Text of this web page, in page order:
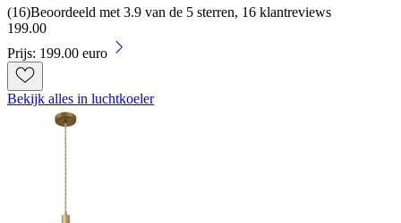
(16)Beoordeeld met 3.9 van de 5 sterren, 16 klantreviews
199.00
Prijs: 199.00 euro
Bekijk alles in luchtkoeler